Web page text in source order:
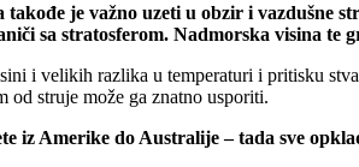
je važno uzeti u obzir i vazdušne
sa stratosferom. Nadmorska visina te
i velikih razlika u temperaturi i pritisku
od struje može ga znatno usporiti.
iz Amerike do Australije – tada sve